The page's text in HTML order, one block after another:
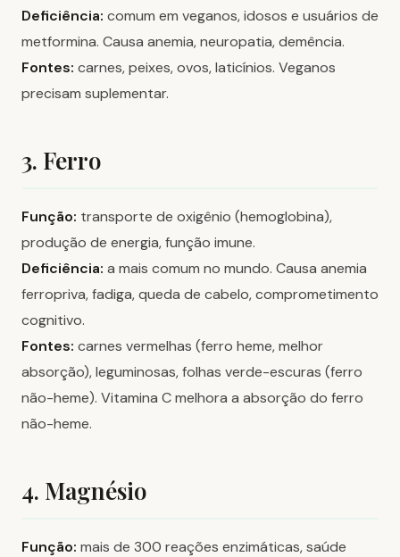
Deficiência: comum em veganos, idosos e usuários de
metformina. Causa anemia, neuropatia, demência.
Fontes: carnes, peixes, ovos, laticínios. Veganos
precisam suplementar.
3. Ferro
Função: transporte de oxigênio (hemoglobina),
produção de energia, função imune.
Deficiência: a mais comum no mundo. Causa anemia
ferropriva, fadiga, queda de cabelo, comprometimento
cognitivo.
Fontes: carnes vermelhas (ferro heme, melhor
absorção), leguminosas, folhas verde-escuras (ferro
não-heme). Vitamina C melhora a absorção do ferro
não-heme.
4. Magnésio
Função: mais de 300 reações enzimáticas, saúde